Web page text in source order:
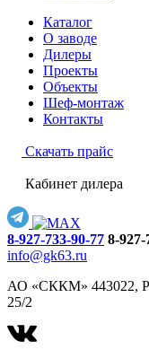
Каталог
О заводе
Дилеры
Проекты
Объекты
Шеф-монтаж
Контакты
Скачать прайс
Кабинет дилера
8-927-733-90-77 8-927-
info@gk63.ru
АО «СККМ» 443022,
25/2